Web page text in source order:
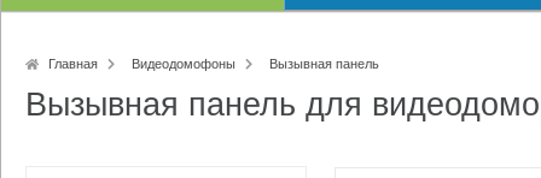
Главная Видеодомофоны Вызывная панель
Вызывная панель для